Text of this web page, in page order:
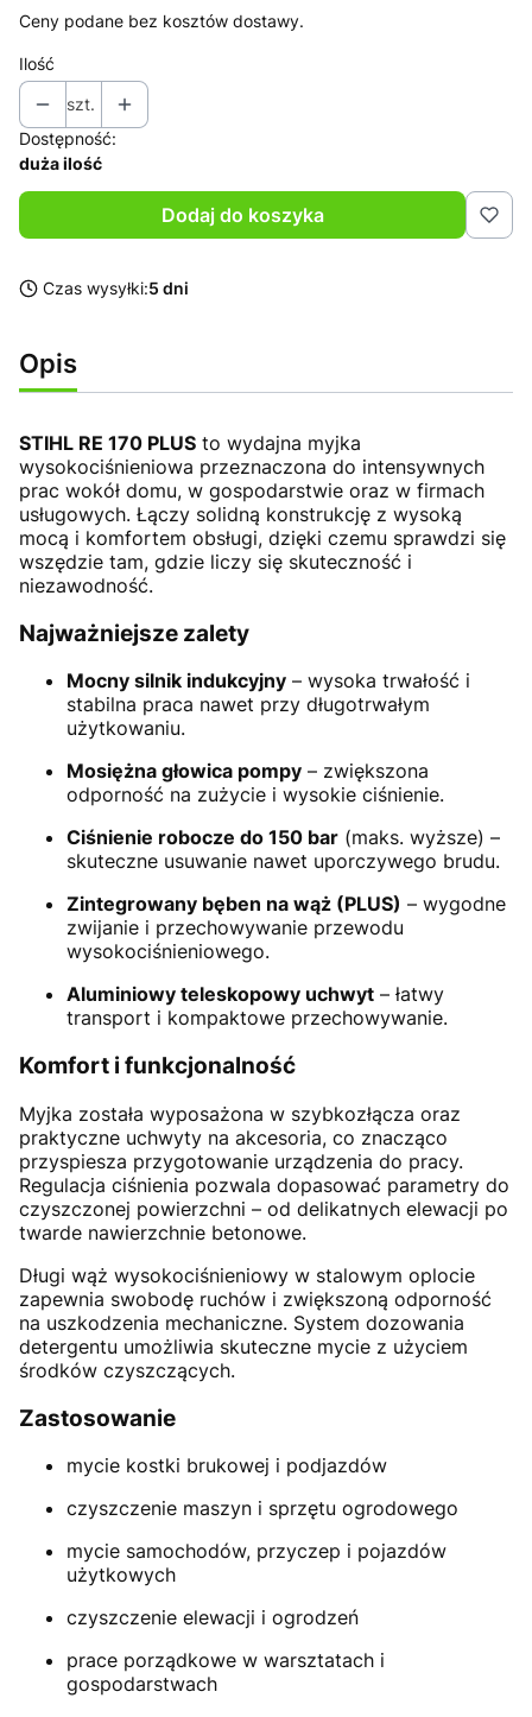
Ceny podane bez kosztów dostawy.
Ilość
szt.
Dostępność:
duża ilość
Dodaj do koszyka
Czas wysyłki:5 dni
Opis
STIHL RE 170 PLUS to wydajna myjka
wysokociśnieniowa przeznaczona do intensywnych
prac wokół domu, w gospodarstwie oraz w firmach
usługowych. Łączy solidną konstrukcję z wysoką
mocą i komfortem obsługi, dzięki czemu sprawdzi się
wszędzie tam, gdzie liczy się skuteczność i
niezawodność.
Najważniejsze zalety
Mocny silnik indukcyjny – wysoka trwałość i
stabilna praca nawet przy długotrwałym
użytkowaniu.
Mosiężna głowica pompy – zwiększona
odporność na zużycie i wysokie ciśnienie.
Ciśnienie robocze do 150 bar (maks. wyższe) –
skuteczne usuwanie nawet uporczywego brudu.
Zintegrowany bęben na wąż (PLUS) – wygodne
zwijanie i przechowywanie przewodu
wysokociśnieniowego.
Aluminiowy teleskopowy uchwyt – łatwy
transport i kompaktowe przechowywanie.
Komfort i funkcjonalność
Myjka została wyposażona w szybkozłącza oraz
praktyczne uchwyty na akcesoria, co znacząco
przyspiesza przygotowanie urządzenia do pracy.
Regulacja ciśnienia pozwala dopasować parametry do
czyszczonej powierzchni – od delikatnych elewacji po
twarde nawierzchnie betonowe.
Długi wąż wysokociśnieniowy w stalowym oplocie
zapewnia swobodę ruchów i zwiększoną odporność
na uszkodzenia mechaniczne. System dozowania
detergentu umożliwia skuteczne mycie z użyciem
środków czyszczących.
Zastosowanie
mycie kostki brukowej i podjazdów
czyszczenie maszyn i sprzętu ogrodowego
mycie samochodów, przyczep i pojazdów
użytkowych
czyszczenie elewacji i ogrodzeń
prace porządkowe w warsztatach i
gospodarstwach